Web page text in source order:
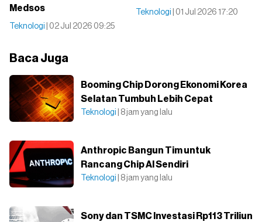
Medsos
Teknologi | 02 Jul 2026 09:25
Teknologi | 01 Jul 2026 17:20
Baca Juga
Booming Chip Dorong Ekonomi Korea
Selatan Tumbuh Lebih Cepat
Teknologi | 8 jam yang lalu
Anthropic Bangun Tim untuk
Rancang Chip AI Sendiri
Teknologi | 8 jam yang lalu
Sony dan TSMC Investasi Rp113 Triliun